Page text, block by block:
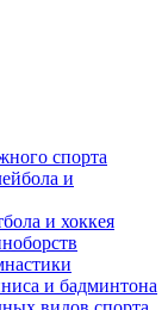
спорта
и
и хоккея
и бадминтона